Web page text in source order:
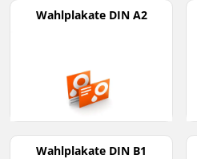
Wahlplakate DIN A2
Wahlplakate DIN B1